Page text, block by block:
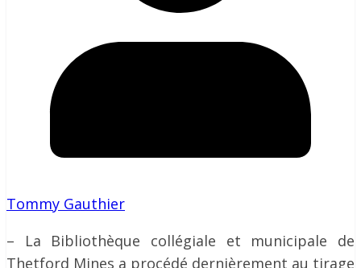
Tommy Gauthier
– La Bibliothèque collégiale et municipale de
Thetford Mines a procédé dernièrement au tirage